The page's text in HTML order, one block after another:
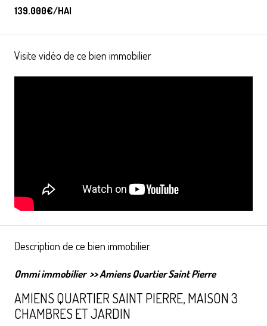
139.000€/HAI
Visite vidéo de ce bien immobilier
Description de ce bien immobilier
Ommi immobilier>>Amiens Quartier Saint Pierre
AMIENS QUARTIER SAINT PIERRE, MAISON 3
CHAMBRES ET JARDIN